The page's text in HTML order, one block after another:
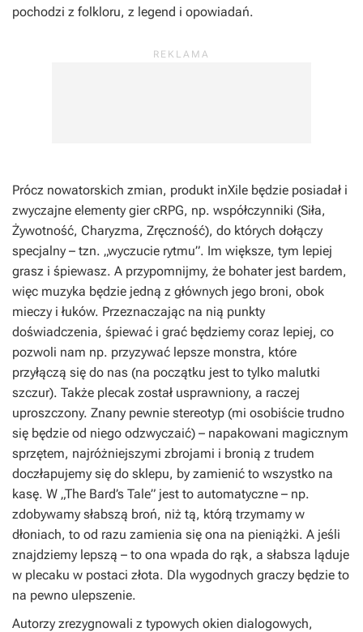
pochodzi z folkloru, z legend i opowiadań.
Prócz nowatorskich zmian, produkt inXile będzie posiadał i
zwyczajne elementy gier cRPG, np. współczynniki (Siła,
Żywotność, Charyzma, Zręczność), do których dołączy
specjalny – tzn. „wyczucie rytmu”. Im większe, tym lepiej
grasz i śpiewasz. A przypomnijmy, że bohater jest bardem,
więc muzyka będzie jedną z głównych jego broni, obok
mieczy i łuków. Przeznaczając na nią punkty
doświadczenia, śpiewać i grać będziemy coraz lepiej, co
pozwoli nam np. przyzywać lepsze monstra, które
przyłączą się do nas (na początku jest to tylko malutki
szczur). Także plecak został usprawniony, a raczej
uproszczony. Znany pewnie stereotyp (mi osobiście trudno
się będzie od niego odzwyczaić) – napakowani magicznym
sprzętem, najróżniejszymi zbrojami i bronią z trudem
doczłapujemy się do sklepu, by zamienić to wszystko na
kasę. W „The Bard’s Tale” jest to automatyczne – np.
zdobywamy słabszą broń, niż tą, którą trzymamy w
dłoniach, to od razu zamienia się ona na pieniążki. A jeśli
znajdziemy lepszą – to ona wpada do rąk, a słabsza ląduje
w plecaku w postaci złota. Dla wygodnych graczy będzie to
na pewno ulepszenie.
Autorzy zrezygnowali z typowych okien dialogowych,